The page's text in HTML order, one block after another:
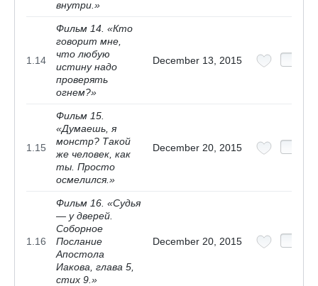
внутри.»
1.14
Фильм 14. «Кто
говорит мне,
что любую
истину надо
проверять
огнем?»
December 13, 2015
1.15
Фильм 15.
«Думаешь, я
монстр? Такой
же человек, как
ты. Просто
осмелился.»
December 20, 2015
1.16
Фильм 16. «Судья
— у дверей.
Соборное
Послание
Апостола
Иакова, глава 5,
стих 9.»
December 20, 2015